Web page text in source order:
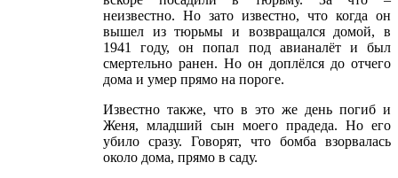
неизвестно. Но зато известно, что когда он
вышел из тюрьмы и возвращался домой, в
1941 году, он попал под авианалёт и был
смертельно ранен. Но он доплёлся до отчего
дома и умер прямо на пороге.
Известно также, что в это же день погиб и
Женя, младший сын моего прадеда. Но его
убило сразу. Говорят, что бомба взорвалась
около дома, прямо в саду.